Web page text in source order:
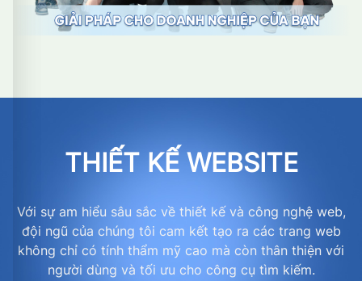
THIẾT KẾ WEBSITE
Với sự am hiểu sâu sắc về thiết kế và công nghệ web,
đội ngũ của chúng tôi cam kết tạo ra các trang web
không chỉ có tính thẩm mỹ cao mà còn thân thiện với
người dùng và tối ưu cho công cụ tìm kiếm.